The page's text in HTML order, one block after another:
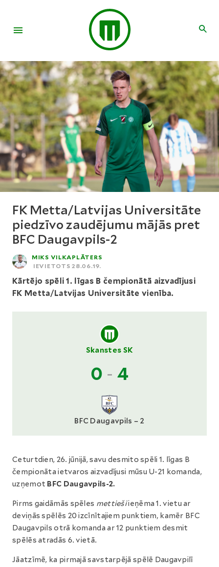
FK Metta/Latvijas Universitāte
piedzīvo zaudējumu mājās pret
BFC Daugavpils-2
MIKS VILKAPLĀTERS
IEVIETOTS 28.06.19.
Kārtējo spēli 1. līgas B čempionātā aizvadījusi
FK Metta/Latvijas Universitāte vienība.
Skanstes SK
0 - 4
BFC Daugavpils – 2
Ceturtdien, 26. jūnijā, savu desmito spēli 1. līgas B
čempionāta ietvaros aizvadījusi mūsu U-21 komanda,
uzņemot BFC Daugavpils-2.
Pirms gaidāmās spēles mettiešiieņēma 1. vietu ar
deviņās spēlēs 20 izcīnītajiem punktiem, kamēr BFC
Daugavpils otrā komanda ar 12 punktiem desmit
spēlēs atradās 6. vietā.
Jāatzīmē, ka pirmajā savstarpējā spēlē Daugavpilī